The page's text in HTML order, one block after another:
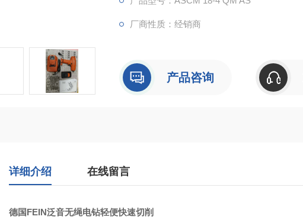
厂商性质：经销商
产品咨询
详细介绍 在线留言
德国FEIN泛音无绳电钻轻便快速切削